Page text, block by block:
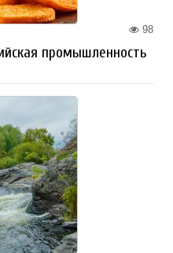
98
промышленность